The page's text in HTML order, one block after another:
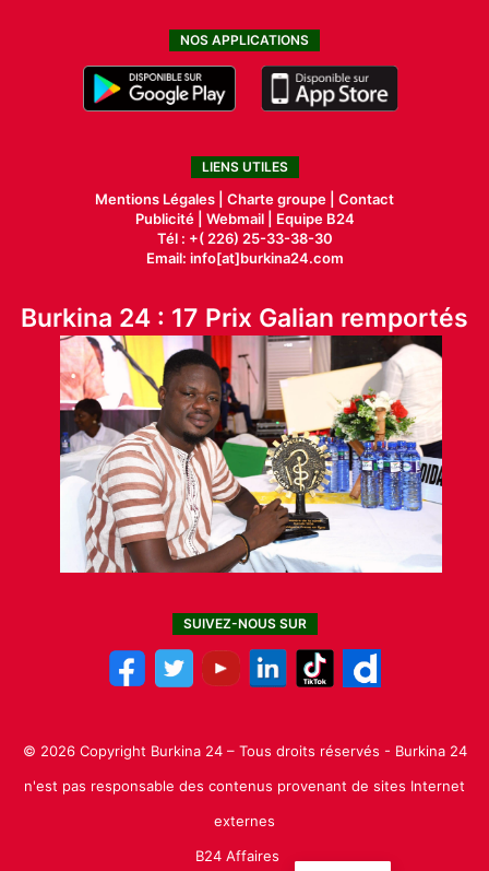
NOS APPLICATIONS
LIENS UTILES
Mentions Légales | Charte groupe | Contact
Publicité| Webmail |
Equipe B24
Tél : +( 226) 25-33-38-30
Email: info[at]burkina24.com
Burkina 24 : 17 Prix Galian remportés
SUIVEZ-NOUS SUR
© 2026 Copyright Burkina 24 – Tous droits réservés - Burkina 24
n'est pas responsable des contenus provenant de sites Internet
externes
B24 Affaires